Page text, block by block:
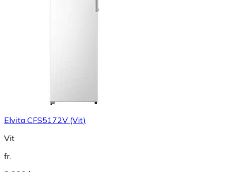
Elvita CFS5172V (Vit)
Vit
fr.